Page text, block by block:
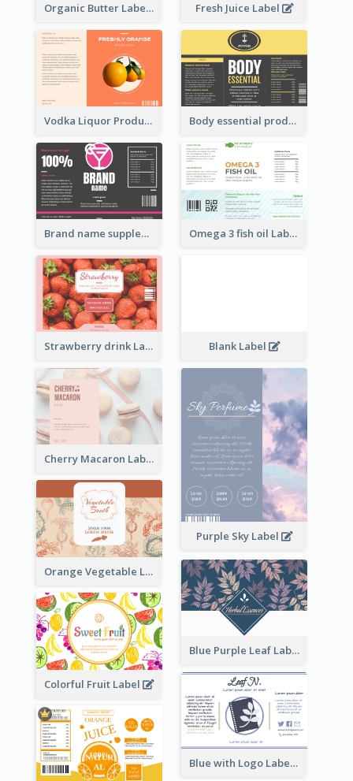
Organic Butter Label Fresh Juice Label
Vodka Liquor Product Label Body essential product label
Brand name supplement Label Omega 3 fish oil Label
Strawberry drink Label Blank Label
Cherry Macaron Label
Purple Sky Label
Orange Vegetable Label
Blue Purple Leaf Label
Colorful Fruit Label
Blue with Logo Label